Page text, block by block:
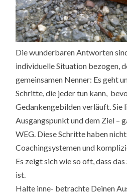
Die wunderbaren Antworten
individuelle Situation bezogen,
gemeinsamen Nenner: Es geht
Schritte, die jeder tun kann,
Gedankengebilden verläuft. Sie
Ausgangspunkt und dem Ziel –
WEG. Diese Schritte haben
Coachingsystemen und
Es zeigt sich wie so oft, dass
ist.
Halte inne- betrachte Deinen